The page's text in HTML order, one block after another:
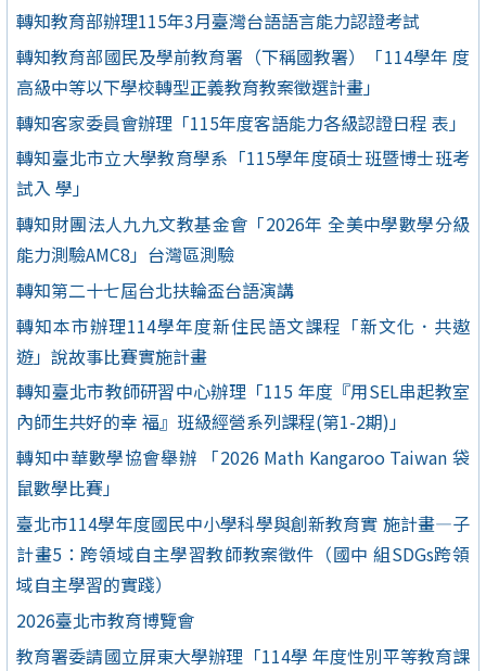
轉知教育部辦理115年3月臺灣台語語言能力認證考試
轉知教育部國民及學前教育署（下稱國教署）「114學年 度
高級中等以下學校轉型正義教育教案徵選計畫」
轉知客家委員會辦理「115年度客語能力各級認證日程 表」
轉知臺北市立大學教育學系「115學年度碩士班暨博士班考
試入 學」
轉知財團法人九九文教基金會「2026年 全美中學數學分級
能力測驗AMC8」台灣區測驗
轉知第二十七屆台北扶輪盃台語演講
轉知本市辦理114學年度新住民語文課程「新文化．共遨
遊」說故事比賽實施計畫
轉知臺北市教師研習中心辦理「115 年度『用SEL串起教室
內師生共好的幸 福』班級經營系列課程(第1-2期)」
轉知中華數學協會舉辦 「2026 Math Kangaroo Taiwan 袋
鼠數學比賽」
臺北市114學年度國民中小學科學與創新教育實 施計畫—子
計畫5：跨領域自主學習教師教案徵件（國中 組SDGs跨領
域自主學習的實踐）
2026臺北市教育博覽會
教育署委請國立屏東大學辦理「114學 年度性別平等教育課